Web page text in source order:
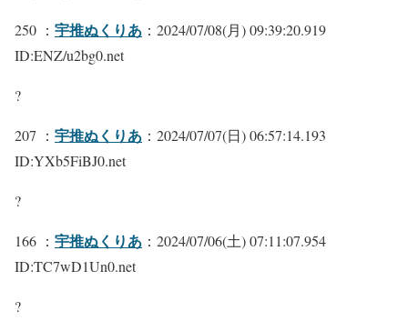
250 ： 宇推ぬくりあ ：2024/07/08(月) 09:39:20.919
ID:ENZ/u2bg0.net
?
207 ： 宇推ぬくりあ ：2024/07/07(日) 06:57:14.193
ID:YXb5FiBJ0.net
?
166 ： 宇推ぬくりあ ：2024/07/06(土) 07:11:07.954
ID:TC7wD1Un0.net
?